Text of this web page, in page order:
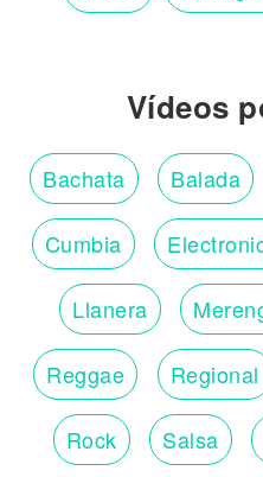
Vídeos
Bachata Balada
Cumbia
Llanera
Reggae Regional
Rock Salsa